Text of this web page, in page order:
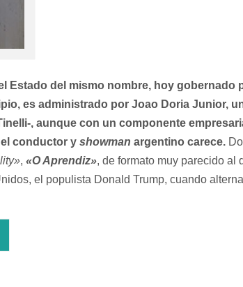
Estado del mismo nombre, hoy gobernado
es administrado por Joao Doria Junior,
, aunque con un componente
conductor y showman argentino carece.
, «O Aprendiz», de formato muy parecido al
el populista Donald Trump, cuando